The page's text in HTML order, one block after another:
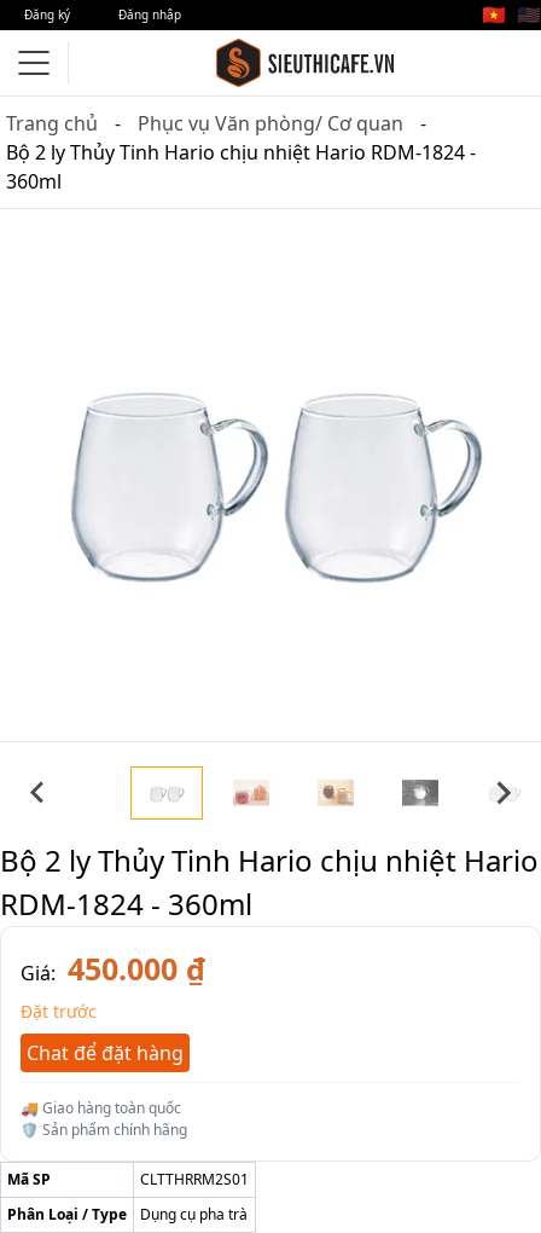
Đăng ký Đăng nhập 🇻🇳 🇺🇸
Trang chủ
Phục vụ Văn phòng/ Cơ quan
Bộ 2 ly Thủy Tinh Hario chịu nhiệt Hario RDM-1824 -
360ml
Bộ 2 ly Thủy Tinh Hario chịu nhiệt Hario
RDM-1824 - 360ml
Giá: 450.000 ₫
Đặt trước
Chat để đặt hàng
🚚 Giao hàng toàn quốc
🛡️ Sản phẩm chính hãng
Mã SP
CLTTHRRM2S01
Phân Loại / Type
Dụng cụ pha trà